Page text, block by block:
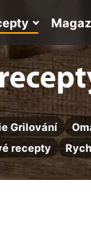
Grilování
recepty